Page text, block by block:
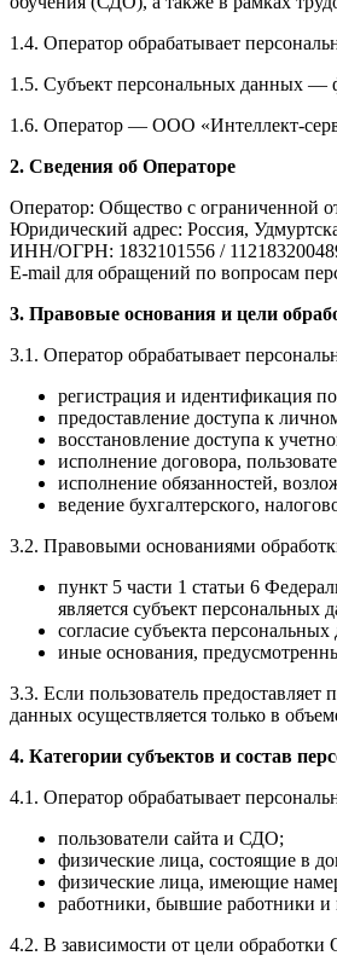
1.4. Оператор обрабатывает
1.5. Субъект персональных данных —
1.6. Оператор — ООО «Интеллект-
2. Сведения об Операторе
Оператор: Общество с ограниченной
Юридический адрес: Россия,
ИНН/ОГРН: 1832101556 /
E-mail для обращений по вопросам
3. Правовые основания и цели
3.1. Оператор обрабатывает
регистрация и идентификация
предоставление доступа к
восстановление доступа к
исполнение договора,
исполнение обязанностей,
ведение бухгалтерского,
3.2. Правовыми основаниями
пункт 5 части 1 статьи 6
является субъект
согласие субъекта
иные основания,
3.3. Если пользователь
данных осуществляется только в
4. Категории субъектов и состав
4.1. Оператор обрабатывает
пользователи сайта и СДО;
физические лица, состоящие в
физические лица, имеющие
работники, бывшие работники и
4.2. В зависимости от цели